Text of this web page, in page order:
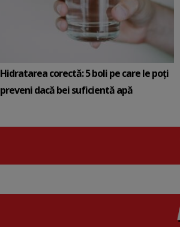
Hidratarea corectă: 5 boli pe care le poți
preveni dacă bei suficientă apă